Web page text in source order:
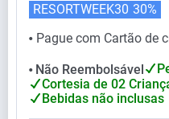
⬤ Pague com Cartão de
RESORTWEEK30 30%
⬤ Não Reembolsável
Cortesia de 02
Bebidas não inclusas